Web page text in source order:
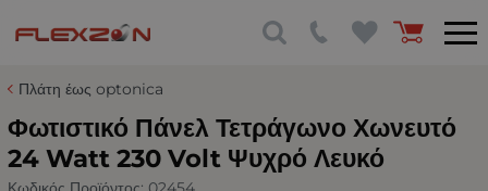
Πλάτη έως optonica
Φωτιστικό Πάνελ Τετράγωνο Χωνευτό
24 Watt 230 Volt Ψυχρό Λευκό